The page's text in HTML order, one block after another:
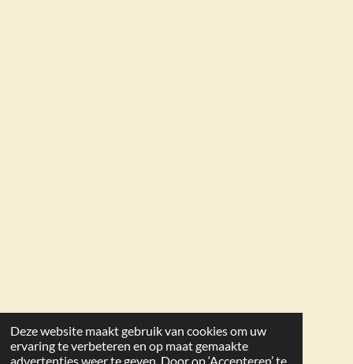
Deze website maakt gebruik van cookies om uw
ervaring te verbeteren en op maat gemaakte
advertenties weer te geven. Door op ‘Accepteren’ te